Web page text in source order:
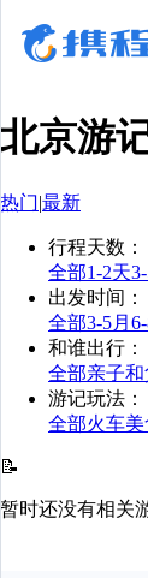
北京游
热门|最新
行程天数 ：
全部1-2天
出发时间 ：
全部3-5月
和谁出行 ：
全部亲子和
游记玩法 ：
全部火车
📝
暂时还没有相关